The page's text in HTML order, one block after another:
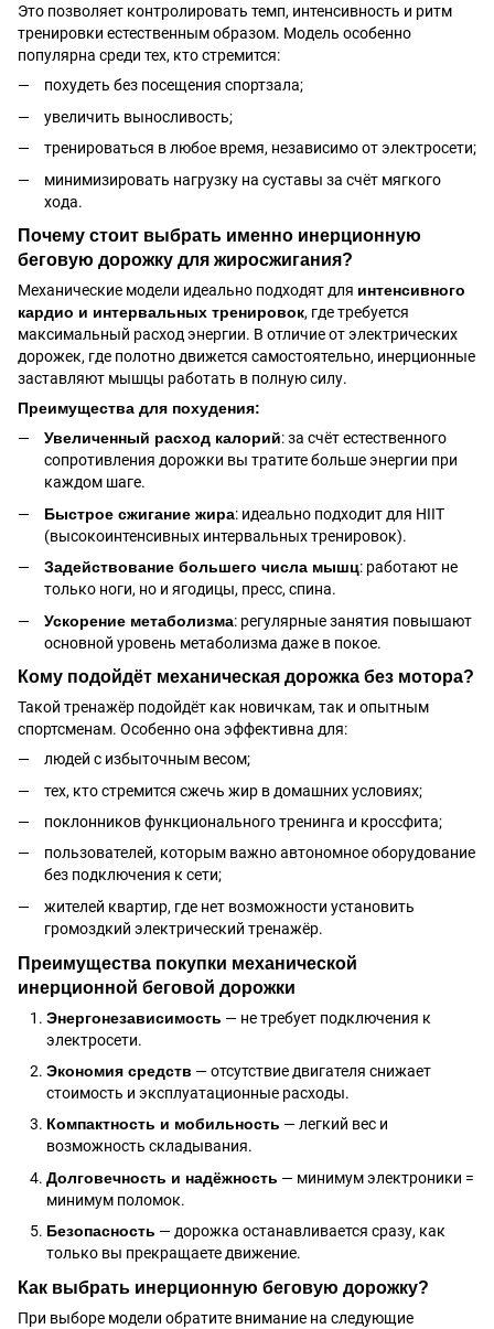
Это позволяет контролировать темп, интенсивность и ритм
тренировки естественным образом. Модель особенно
популярна среди тех, кто стремится:
похудеть без посещения спортзала;
увеличить выносливость;
тренироваться в любое время, независимо от электросети;
минимизировать нагрузку на суставы за счёт мягкого
хода.
Почему стоит выбрать именно инерционную
беговую дорожку для жиросжигания?
Механические модели идеально подходят для интенсивного
кардио и интервальных тренировок, где требуется
максимальный расход энергии. В отличие от электрических
дорожек, где полотно движется самостоятельно, инерционные
заставляют мышцы работать в полную силу.
Преимущества для похудения:
Увеличенный расход калорий: за счёт естественного
сопротивления дорожки вы тратите больше энергии при
каждом шаге.
Быстрое сжигание жира: идеально подходит для HIIT
(высокоинтенсивных интервальных тренировок).
Задействование большего числа мышц: работают не
только ноги, но и ягодицы, пресс, спина.
Ускорение метаболизма: регулярные занятия повышают
основной уровень метаболизма даже в покое.
Кому подойдёт механическая дорожка без мотора?
Такой тренажёр подойдёт как новичкам, так и опытным
спортсменам. Особенно она эффективна для:
людей с избыточным весом;
тех, кто стремится сжечь жир в домашних условиях;
поклонников функционального тренинга и кроссфита;
пользователей, которым важно автономное оборудование
без подключения к сети;
жителей квартир, где нет возможности установить
громоздкий электрический тренажёр.
Преимущества покупки механической
инерционной беговой дорожки
Энергонезависимость — не требует подключения к
электросети.
Экономия средств — отсутствие двигателя снижает
стоимость и эксплуатационные расходы.
Компактность и мобильность — легкий вес и
возможность складывания.
Долговечность и надёжность — минимум электроники =
минимум поломок.
Безопасность — дорожка останавливается сразу, как
только вы прекращаете движение.
Как выбрать инерционную беговую дорожку?
При выборе модели обратите внимание на следующие